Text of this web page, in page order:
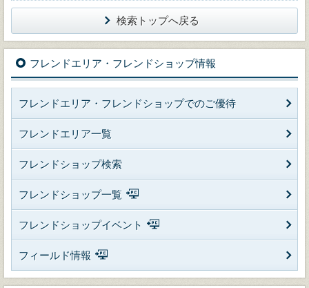
検索トップへ戻る
フレンドエリア・フレンドショップ情報
フレンドエリア・フレンドショップでのご優待
フレンドエリア一覧
フレンドショップ検索
フレンドショップ一覧
フレンドショップイベント
フィールド情報